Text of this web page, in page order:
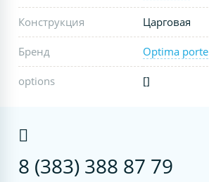
Конструкция Царговая
Бренд Optima porte
options []
8 (383) 388 87 79